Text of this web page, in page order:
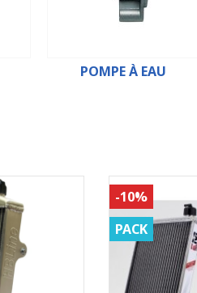
POMPE À EAU
-10%
PACK